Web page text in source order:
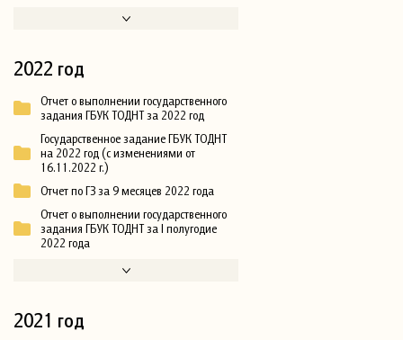
2022 год
Отчет о выполнении государственного
задания ГБУК ТОДНТ за 2022 год
Государственное задание ГБУК ТОДНТ
на 2022 год (с изменениями от
16.11.2022 г.)
Отчет по ГЗ за 9 месяцев 2022 года
Отчет о выполнении государственного
задания ГБУК ТОДНТ за I полугодие
2022 года
2021 год